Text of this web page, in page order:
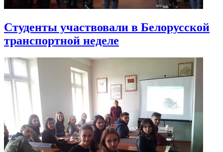
Студенты участвовали в Белорусской
транспортной неделе